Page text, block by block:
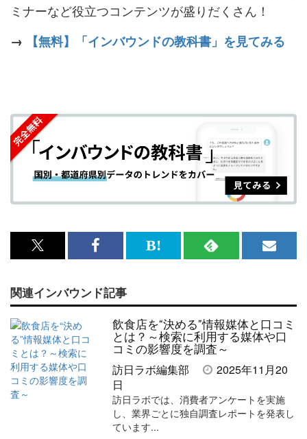
ミナーなど役立つコンテンツが盛りだくさん！
→
【無料】「インバウンドの教科書」を見てみる
x<br>
記
事
を
シ
ェ
Facebook<br>
記
は
ブ
ッ
ク
マ
ー
ク
RSS
事
を
購
す
る
メ
ガ
登
録
す
る
関連インバウンド記事
飲食店を“決める”情報媒体と口コミ
とは？～検索に利用する媒体や口
コミの影響度を調査～
訪日ラボ編集部
2025年11月20
日
訪日ラボでは、消費者アンケートを実施
し、業界ごとに独自調査レポートを発表し
ています...